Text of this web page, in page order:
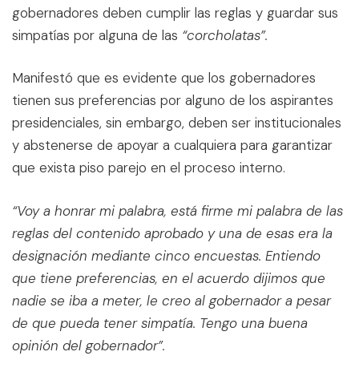
gobernadores deben cumplir las reglas y guardar sus
simpatías por alguna de las “corcholatas”.
Manifestó que es evidente que los gobernadores
tienen sus preferencias por alguno de los aspirantes
presidenciales, sin embargo, deben ser institucionales
y abstenerse de apoyar a cualquiera para garantizar
que exista piso parejo en el proceso interno.
“Voy a honrar mi palabra, está firme mi palabra de las
reglas del contenido aprobado y una de esas era la
designación mediante cinco encuestas. Entiendo
que tiene preferencias, en el acuerdo dijimos que
nadie se iba a meter, le creo al gobernador a pesar
de que pueda tener simpatía. Tengo una buena
opinión del gobernador”.